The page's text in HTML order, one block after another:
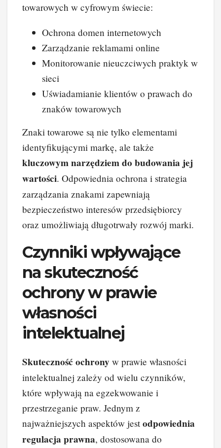
towarowych w cyfrowym świecie:
Ochrona domen internetowych
Zarządzanie reklamami online
Monitorowanie nieuczciwych praktyk w
sieci
Uświadamianie klientów o prawach do
znaków towarowych
Znaki towarowe są nie tylko elementami
identyfikującymi markę, ale także
kluczowym narzędziem do budowania jej
wartości. Odpowiednia ochrona i strategia
zarządzania znakami zapewniają
bezpieczeństwo interesów przedsiębiorcy
oraz umożliwiają długotrwały rozwój marki.
Czynniki wpływające
na skuteczność
ochrony w prawie
własności
intelektualnej
Skuteczność ochrony w prawie własności
intelektualnej zależy od wielu czynników,
które wpływają na egzekwowanie i
przestrzeganie praw. Jednym z
najważniejszych aspektów jest odpowiednia
regulacja prawna, dostosowana do